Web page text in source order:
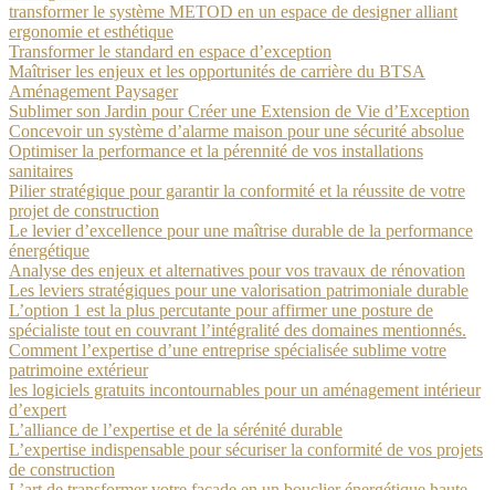
transformer le système METOD en un espace de designer alliant
ergonomie et esthétique
Transformer le standard en espace d’exception
Maîtriser les enjeux et les opportunités de carrière du BTSA
Aménagement Paysager
Sublimer son Jardin pour Créer une Extension de Vie d’Exception
Concevoir un système d’alarme maison pour une sécurité absolue
Optimiser la performance et la pérennité de vos installations
sanitaires
Pilier stratégique pour garantir la conformité et la réussite de votre
projet de construction
Le levier d’excellence pour une maîtrise durable de la performance
énergétique
Analyse des enjeux et alternatives pour vos travaux de rénovation
Les leviers stratégiques pour une valorisation patrimoniale durable
L’option 1 est la plus percutante pour affirmer une posture de
spécialiste tout en couvrant l’intégralité des domaines mentionnés.
Comment l’expertise d’une entreprise spécialisée sublime votre
patrimoine extérieur
les logiciels gratuits incontournables pour un aménagement intérieur
d’expert
L’alliance de l’expertise et de la sérénité durable
L’expertise indispensable pour sécuriser la conformité de vos projets
de construction